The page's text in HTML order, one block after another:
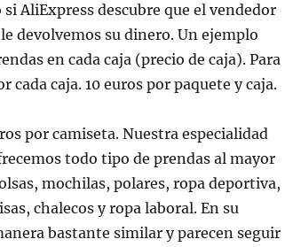
AliExpress descubre que el vendedor
devolvemos su dinero. Un ejemplo
en cada caja (precio de caja). Para
cada caja. 10 euros por paquete y caja.
por camiseta. Nuestra especialidad
todo tipo de prendas al mayor
mochilas, polares, ropa deportiva,
chalecos y ropa laboral. En su
bastante similar y parecen seguir